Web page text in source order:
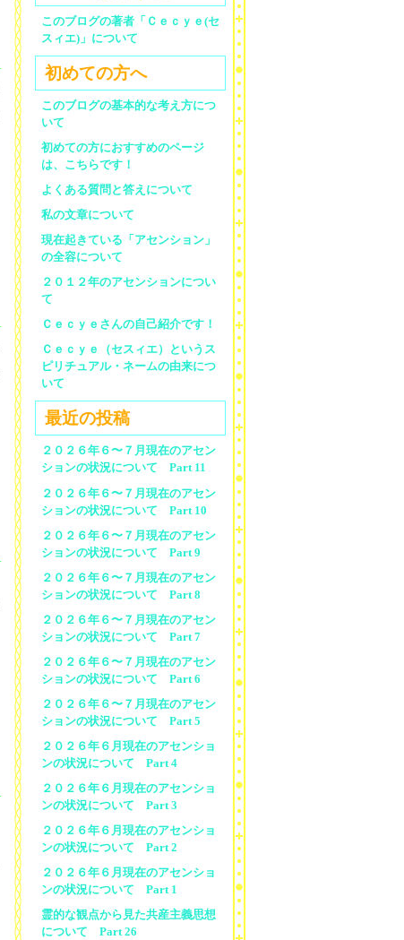
このブログの著者「Ｃｅｃｙｅ(セ
スィエ)」について
初めての方へ
このブログの基本的な考え方につ
いて
初めての方におすすめのページ
は、こちらです！
よくある質問と答えについて
私の文章について
現在起きている「アセンション」
の全容について
２０１２年のアセンションについ
て
Ｃｅｃｙｅさんの自己紹介です！
Ｃｅｃｙｅ（セスィエ）というス
ピリチュアル・ネームの由来につ
いて
最近の投稿
２０２６年６〜７月現在のアセン
ションの状況について Part 11
２０２６年６〜７月現在のアセン
ションの状況について Part 10
２０２６年６〜７月現在のアセン
ションの状況について Part 9
２０２６年６〜７月現在のアセン
ションの状況について Part 8
２０２６年６〜７月現在のアセン
ションの状況について Part 7
２０２６年６〜７月現在のアセン
ションの状況について Part 6
２０２６年６〜７月現在のアセン
ションの状況について Part 5
２０２６年６月現在のアセンショ
ンの状況について Part 4
２０２６年６月現在のアセンショ
ンの状況について Part 3
２０２６年６月現在のアセンショ
ンの状況について Part 2
２０２６年６月現在のアセンショ
ンの状況について Part 1
霊的な観点から見た共産主義思想
について Part 26